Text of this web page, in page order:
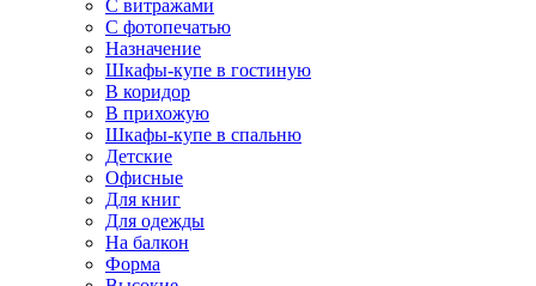
С витражами
С фотопечатью
Назначение
Шкафы-купе в гостиную
В коридор
В прихожую
Шкафы-купе в спальню
Детские
Офисные
Для книг
Для одежды
На балкон
Форма